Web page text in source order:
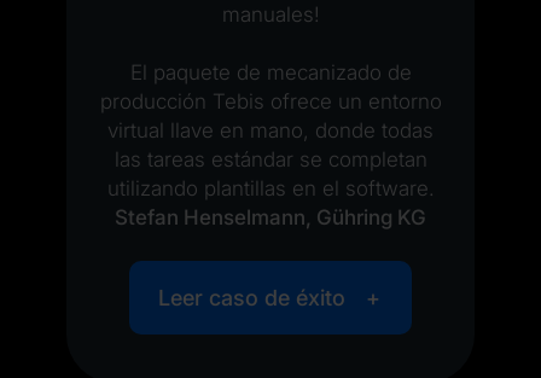
manuales!
El paquete de mecanizado de
producción Tebis ofrece un entorno
virtual llave en mano, donde todas
las tareas estándar se completan
utilizando plantillas en el software.
Stefan Henselmann, Gühring KG
Leer caso de éxito